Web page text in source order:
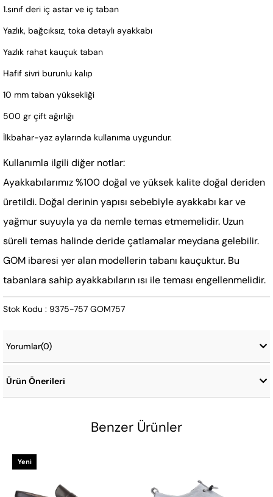
1.sınıf deri iç astar ve iç taban
Yazlık, bağcıksız, toka detaylı ayakkabı
Yazlık rahat kauçuk taban
Hafif sivri burunlu kalıp
10 mm taban yüksekliği
500 gr çift ağırlığı
İlkbahar-yaz aylarında kullanıma uygundur.
Kullanımla ilgili diğer notlar:
Ayakkabılarımız %100 doğal ve yüksek kalite doğal deriden
üretildi. Doğal derinin yapısı sebebiyle ayakkabı kar ve
yağmur suyuyla ya da nemle temas etmemelidir. Uzun
süreli temas halinde deride çatlamalar meydana gelebilir.
GOM ibaresi yer alan modellerin tabanı kauçuktur. Bu
tabanlara sahip ayakkabıların ısı ile teması engellenmelidir.
Stok Kodu : 9375-757 GOM757
Yorumlar(0)
Ürün Önerileri
Benzer Ürünler
Yeni